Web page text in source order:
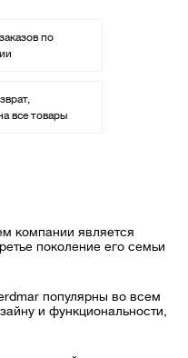
по
все товары
компании является
поколение его семьи
популярны во всем
и функциональности,